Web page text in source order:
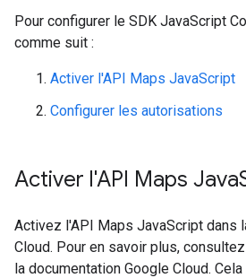
Pour configurer le SDK JavaScript
comme suit :
Activer l'API Maps JavaScript
Configurer les autorisations
Activer l'API Maps Java
Activez l'API Maps JavaScript dans
Cloud. Pour en savoir plus, consultez
la documentation Google Cloud.